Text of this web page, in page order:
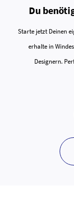
Du
Starte jetzt Deinen
erhalte in
Designern.